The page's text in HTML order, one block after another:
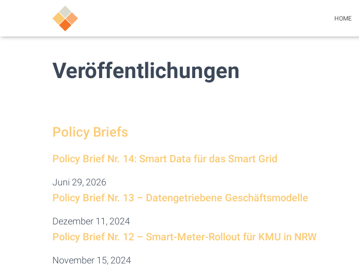
HOME
Veröffentlichungen
Policy Briefs
Policy Brief Nr. 14: Smart Data für das Smart Grid
Juni 29, 2026
Policy Brief Nr. 13 – Datengetriebene Geschäftsmodelle
Dezember 11, 2024
Policy Brief Nr. 12 – Smart-Meter-Rollout für KMU in NRW
November 15, 2024